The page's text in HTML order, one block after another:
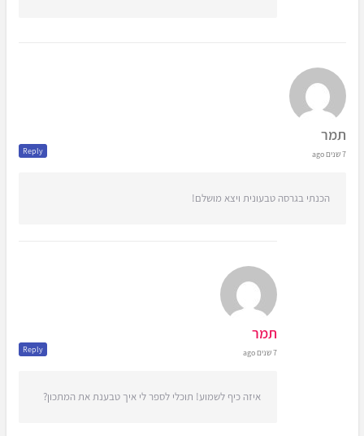
תמר
7 שנים ago Reply
הכנתי בגרסה טבעונית ויצא מושלם!
תמר
7 שנים ago Reply
איזה כיף לשמוע! תוכלי לספר לי איך טבענת את המתכון?